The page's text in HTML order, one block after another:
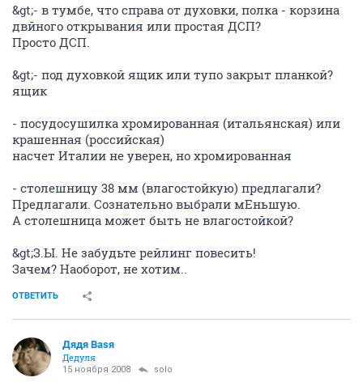
&gt;- в тумбе, что справа от духовки, полка - корзина
двйного открывания или простая ДСП?
Просто ДСП.
&gt;- под духовкой ящик или тупо закрыт планкой?
ящик
- посудосушилка хромированная (итальянская) или
крашенная (российская)
насчет Италии не уверен, но хромированная
- столешницу 38 мм (влагостойкую) предлагали?
Предлагали. Сознательно выбрали мЕньшую.
А столешница может быть не влагостойкой?
&gt;З.Ы. Не забудьте рейлинг повесить!
Зачем? Наоборот, не хотим..
ОТВЕТИТЬ
Дядя Ваsя
Дедуля
15 ноября 2008 solo